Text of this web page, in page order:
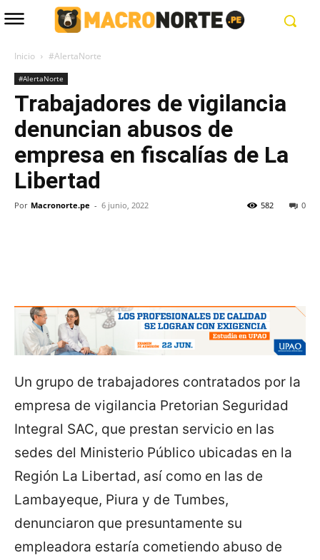
Inicio #AlertaNorte
#AlertaNorte
Trabajadores de vigilancia
denuncian abusos de
empresa en fiscalías de La
Libertad
Por Macronorte.pe - 6 junio, 2022 0
582
Un grupo de trabajadores contratados por la
empresa de vigilancia Pretorian Seguridad
Integral SAC, que prestan servicio en las
sedes del Ministerio Público ubicadas en la
Región La Libertad, así como en las de
Lambayeque, Piura y de Tumbes,
denunciaron que presuntamente su
empleadora estaría cometiendo abuso de